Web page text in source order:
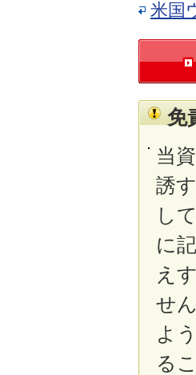
米国
免
当
誘
し
に
え
せ
よ
る